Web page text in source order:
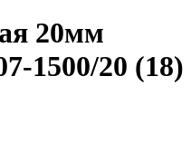
20мм
1500/20 (18)